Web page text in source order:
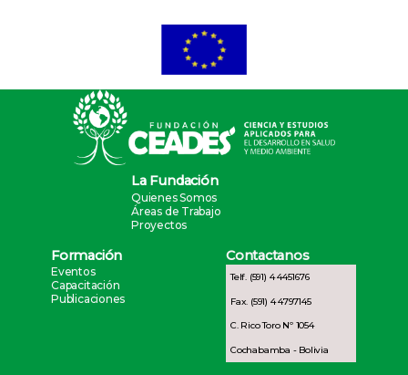
La Fundación
Quienes Somos
Áreas de Trabajo
Proyectos
Formación
Eventos
Capacitación
Publicaciones
Contactanos
Telf. (591) 4 4451676
Fax. (591) 4 4797145
C. Rico Toro Nº 1054
Cochabamba - Bolivia